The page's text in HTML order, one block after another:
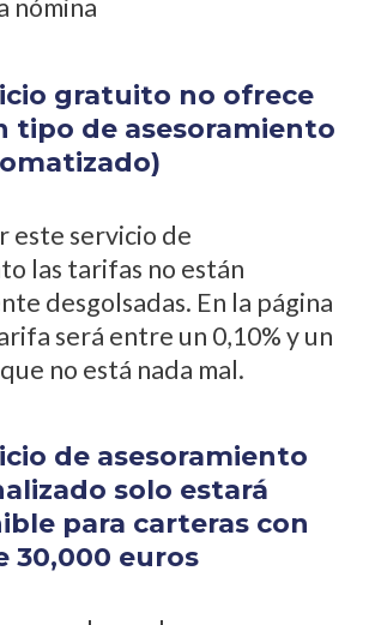
nómina
gratuito no ofrece
tipo de asesoramiento
este servicio de
las tarifas no están
desgolsadas. En la página
será entre un 0,10% y un
no está nada mal.
de asesoramiento
solo estará
para carteras con
30,000 euros